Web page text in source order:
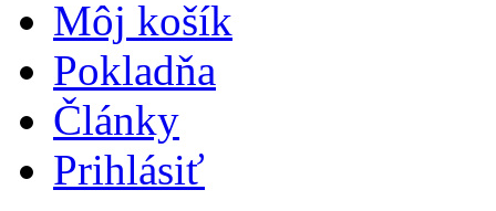
Môj košík
Pokladňa
Články
Prihlásiť